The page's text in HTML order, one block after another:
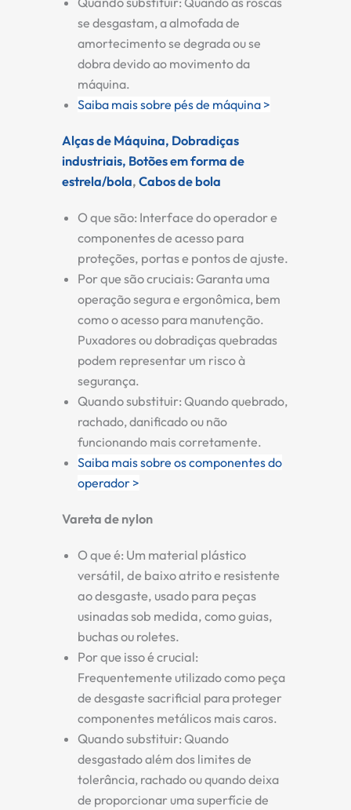
se desgastam, a almofada de
amortecimento se degrada ou se
dobra devido ao movimento da
máquina.
Saiba mais sobre pés de máquina >
Alças de Máquina, Dobradiças
industriais, Botões em forma de
estrela/bola, Cabos de bola
O que são: Interface do operador e
componentes de acesso para
proteções, portas e pontos de ajuste.
Por que são cruciais: Garanta uma
operação segura e ergonômica, bem
como o acesso para manutenção.
Puxadores ou dobradiças quebradas
podem representar um risco à
segurança.
Quando substituir: Quando quebrado,
rachado, danificado ou não
funcionando mais corretamente.
Saiba mais sobre os componentes do
operador >
Vareta de nylon
O que é: Um material plástico
versátil, de baixo atrito e resistente
ao desgaste, usado para peças
usinadas sob medida, como guias,
buchas ou roletes.
Por que isso é crucial:
Frequentemente utilizado como peça
de desgaste sacrificial para proteger
componentes metálicos mais caros.
Quando substituir: Quando
desgastado além dos limites de
tolerância, rachado ou quando deixa
de proporcionar uma superfície de